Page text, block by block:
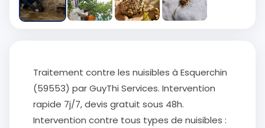
Traitement contre les nuisibles à Esquerchin
(59553) par GuyThi Services. Intervention
rapide 7j/7, devis gratuit sous 48h.
Intervention contre tous types de nuisibles :